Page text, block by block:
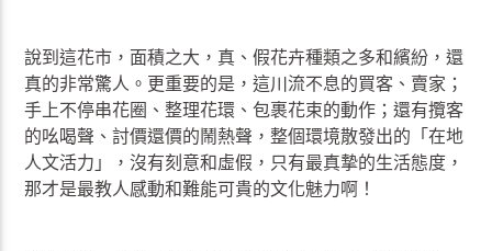
說到這花市，面積之大，真、假花卉種類之多和繽紛，還
真的非常驚人。更重要的是，這川流不息的買客、賣家；
手上不停串花圈、整理花環、包裹花束的動作；還有攬客
的吆喝聲、討價還價的鬧熱聲，整個環境散發出的「在地
人文活力」，沒有刻意和虛假，只有最真摯的生活態度，
那才是最教人感動和難能可貴的文化魅力啊！